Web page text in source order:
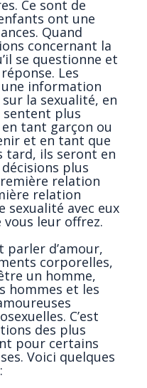
Ce sont de
ont une
Quand
concernant la
se questionne et
Les
information
la sexualité, en
sentent plus
tant garçon ou
et en tant que
tard, ils seront en
plus
relation
relation
sexualité avec eux
vous leur offrez.
parler d’amour,
corporelles,
un homme,
hommes et les
C’est
des plus
pour certains
Voici quelques